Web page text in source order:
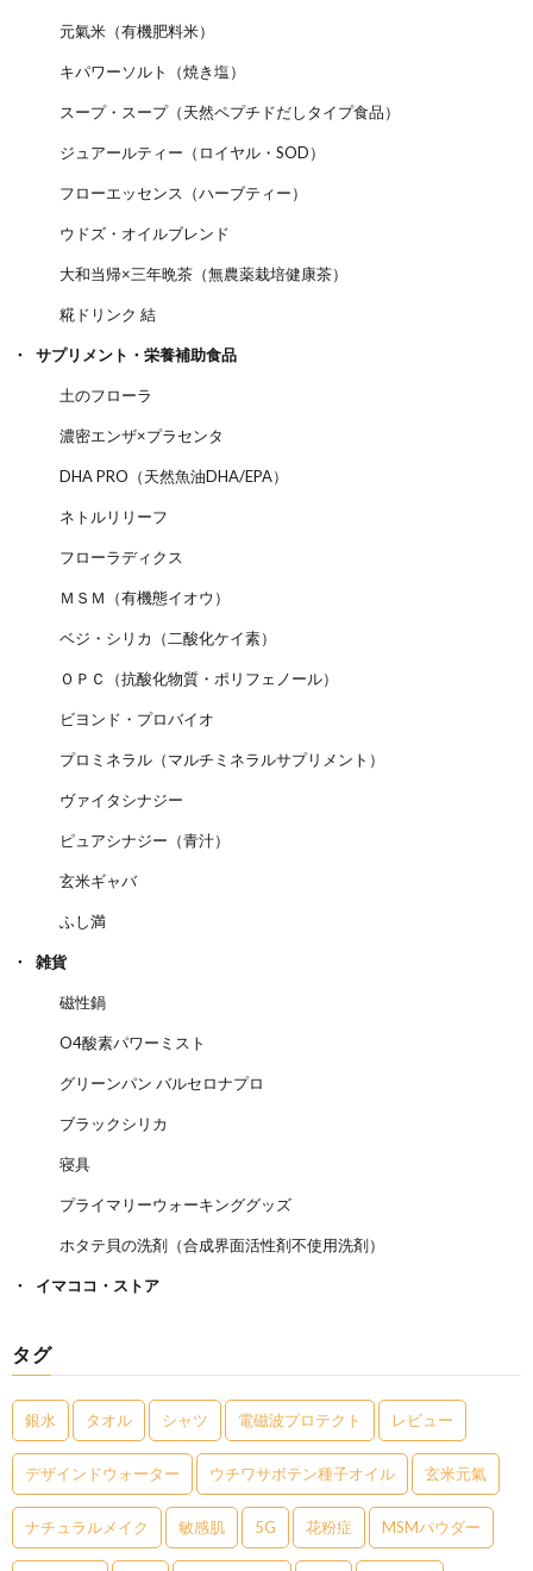
元氣米（有機肥料米）
キパワーソルト（焼き塩）
スープ・スープ（天然ペプチドだしタイプ食品）
ジュアールティー（ロイヤル・SOD）
フローエッセンス（ハーブティー）
ウドズ・オイルブレンド
大和当帰×三年晩茶（無農薬栽培健康茶）
糀ドリンク 結
サプリメント・栄養補助食品
土のフローラ
濃密エンザ×プラセンタ
DHA PRO（天然魚油DHA/EPA）
ネトルリリーフ
フローラディクス
ＭＳＭ（有機態イオウ）
ベジ・シリカ（二酸化ケイ素）
ＯＰＣ（抗酸化物質・ポリフェノール）
ビヨンド・プロバイオ
プロミネラル（マルチミネラルサプリメント）
ヴァイタシナジー
ピュアシナジー（青汁）
玄米ギャバ
ふし満
雑貨
磁性鍋
O4酸素パワーミスト
グリーンパン バルセロナプロ
ブラックシリカ
寝具
プライマリーウォーキンググッズ
ホタテ貝の洗剤（合成界面活性剤不使用洗剤）
イマココ・ストア
タグ
銀水 タオル シャツ 電磁波プロテクト レビュー
デザインドウォーター ウチワサボテン種子オイル 玄米元氣
ナチュラルメイク 敏感肌 5G 花粉症 MSMパウダー